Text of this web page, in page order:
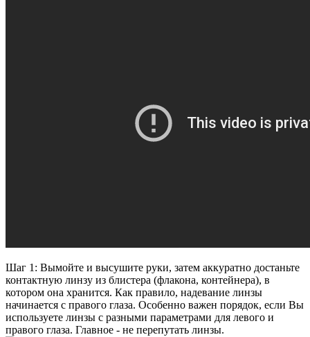
Шаг 1: Вымойте и высушите руки, затем аккуратно достаньте
контактную линзу из блистера (флакона, контейнера), в
котором она хранится. Как правило, надевание линзы
начинается с правого глаза. Особенно важен порядок, если Вы
используете линзы с разными параметрами для левого и
правого глаза. Главное - не перепутать линзы.